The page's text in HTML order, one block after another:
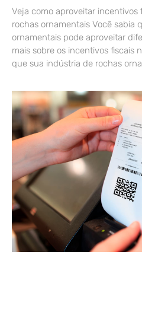
Veja como aproveitar incentivos
rochas ornamentais Você sabia
ornamentais pode aproveitar
mais sobre os incentivos fiscais
que sua indústria de rochas